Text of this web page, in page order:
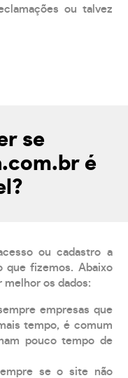
ou talvez
se
é
ou cadastro a
que fizemos. Abaixo
melhor os dados:
empresas que
tempo, é comum
pouco tempo de
se o site não